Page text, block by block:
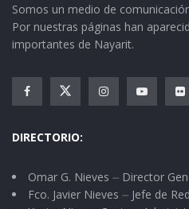
Somos un medio de
Por nuestras páginas han
importantes de Nayarit.
DIRECTORIO:
Omar G. Nieves ⏤ Director
Fco. Javier Nieves ⏤ Jefe de